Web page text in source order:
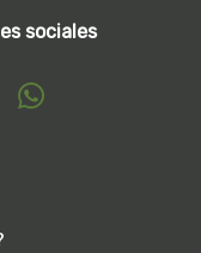
sociales